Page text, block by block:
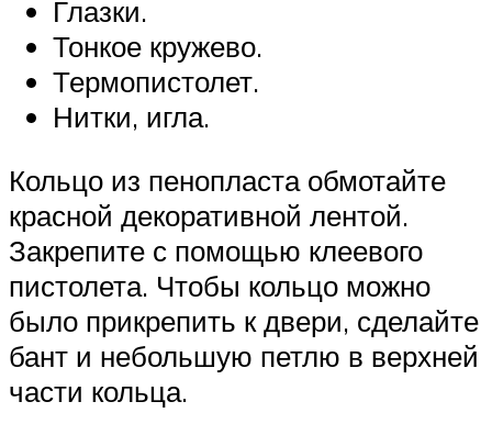
Глазки.
Тонкое кружево.
Термопистолет.
Нитки, игла.
Кольцо из пенопласта обмотайте
красной декоративной лентой.
Закрепите с помощью клеевого
пистолета. Чтобы кольцо можно
было прикрепить к двери, сделайте
бант и небольшую петлю в верхней
части кольца.